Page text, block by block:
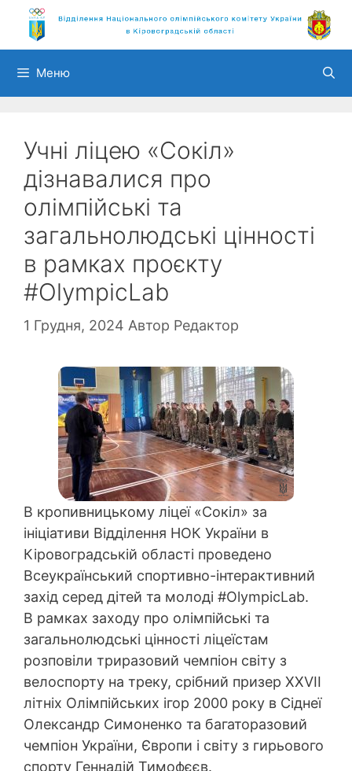
Перейти
вмісту
Меню
Учні ліцею «Сокіл»
дізнавалися про
олімпійські та
загальнолюдські цінності
в рамках проєкту
#OlympicLab
1 Грудня, 2024 Автор Редактор
В кропивницькому ліцеї «Сокіл» за
ініціативи Відділення НОК України в
Кіровоградській області проведено
Всеукраїнський спортивно-інтерактивний
захід серед дітей та молоді #OlympicLab.
В рамках заходу про олімпійські та
загальнолюдські цінності ліцеїстам
розповіли триразовий чемпіон світу з
велоспорту на треку, срібний призер ХХVІІ
літніх Олімпійських ігор 2000 року в Сіднеї
Олександр Симоненко та багаторазовий
чемпіон України, Європи і світу з гирьового
спорту Геннадій Тимофєєв.